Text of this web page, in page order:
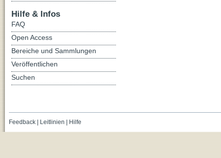
Hilfe & Infos
FAQ
Open Access
Bereiche und Sammlungen
Veröffentlichen
Suchen
Feedback| Leitlinien | Hilfe